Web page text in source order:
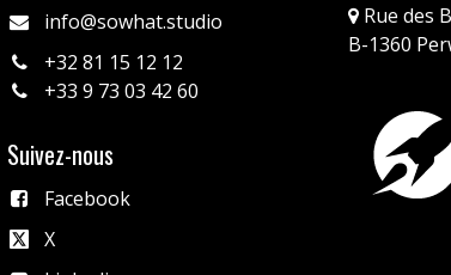
info@sowhat.studio
+32 81 15 12 12
+33 9 73 03 42 60
Suivez-nous
Facebook
X
Rue des
B-1360